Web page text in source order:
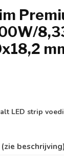
LED strip